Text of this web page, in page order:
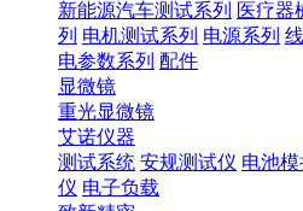
新能源汽车测试系列 医疗器
列 电机测试系列 电源系列
电参数系列 配件
显微镜
重光显微镜
艾诺仪器
测试系统 安规测试仪 电池模
仪 电子负载